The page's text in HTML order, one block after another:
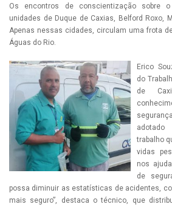
Os encontros de conscientização sobre
unidades de Duque de Caxias, Belford Roxo,
Apenas nessas cidades, circulam uma frota
Águas do Rio.
Erico
do
de
trabalho
vidas
nos
de
possa diminuir as estatísticas de acidentes,
mais seguro”, destaca o técnico, que